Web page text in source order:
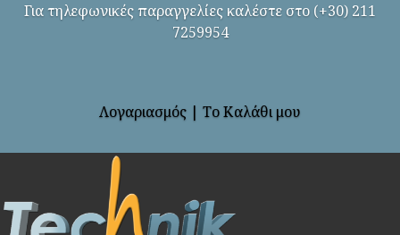
Για τηλεφωνικές παραγγελίες καλέστε στο (+30) 211
7259954
Λογαριασμός | Το Καλάθι μου